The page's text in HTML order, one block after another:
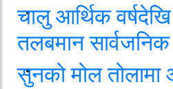
चालु आर्थिक
तलबमान सार्वजनिक
सुनको मोल तोलामा